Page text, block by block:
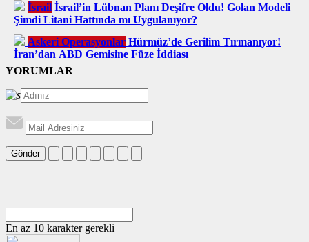
İsrail İsrail’in Lübnan Planı Deşifre Oldu! Golan Modeli
Şimdi Litani Hattında mı Uygulanıyor?
Askeri Operasyonlar Hürmüz’de Gerilim Tırmanıyor!
İran’dan ABD Gemisine Füze İddiası
YORUMLAR
Gönder
En az 10 karakter gerekli